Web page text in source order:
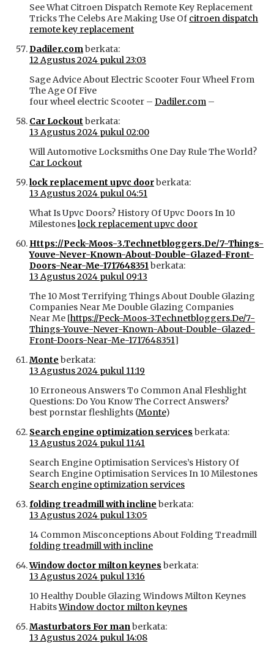
See What Citroen Dispatch Remote Key Replacement
Tricks The Celebs Are Making Use Of citroen dispatch
remote key replacement
Dadiler.comberkata:
12 Agustus 2024 pukul 23:03
Sage Advice About Electric Scooter Four Wheel From
The Age Of Five
four wheel electric Scooter – Dadiler.com –
Car Lockout berkata:
13 Agustus 2024 pukul 02:00
Will Automotive Locksmiths One Day Rule The World?
Car Lockout
lock replacement upvc doorberkata:
13 Agustus 2024 pukul 04:51
What Is Upvc Doors? History Of Upvc Doors In 10
Milestoneslock replacement upvc door
Https://Peck-Moos-3.Technetbloggers.De/7-Things-
Youve-Never-Known-About-Double-Glazed-Front-
Doors-Near-Me-1717648351berkata:
13 Agustus 2024 pukul 09:13
The 10 Most Terrifying Things About Double Glazing
Companies Near Me Double Glazing Companies
Near Me [https://Peck-Moos-3.Technetbloggers.De/7-
Things-Youve-Never-Known-About-Double-Glazed-
Front-Doors-Near-Me-1717648351]
Monte berkata:
13 Agustus 2024 pukul 11:19
10 Erroneous Answers To Common Anal Fleshlight
Questions: Do You Know The Correct Answers?
best pornstar fleshlights (Monte)
Search engine optimization services berkata:
13 Agustus 2024 pukul 11:41
Search Engine Optimisation Services’s History Of
Search Engine Optimisation Services In 10 Milestones
Search engine optimization services
folding treadmill with incline berkata:
13 Agustus 2024 pukul 13:05
14 Common Misconceptions About Folding Treadmill
folding treadmill with incline
Window doctor milton keynes berkata:
13 Agustus 2024 pukul 13:16
10 Healthy Double Glazing Windows Milton Keynes
HabitsWindow doctor milton keynes
Masturbators For manberkata:
13 Agustus 2024 pukul 14:08